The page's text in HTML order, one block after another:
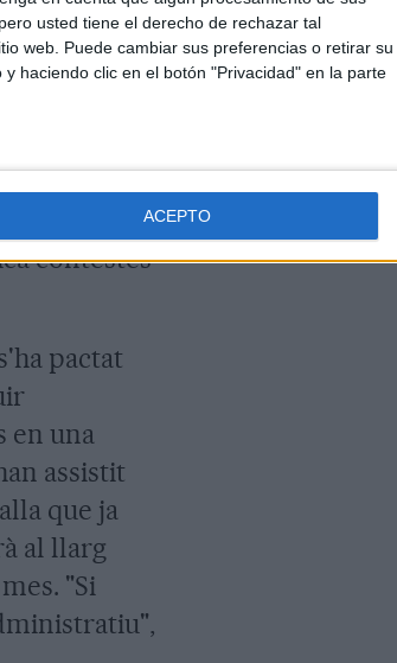
usted tiene el derecho de rechazar tal
web. Puede cambiar sus preferencias o retirar su
haciendo clic en el botón "Privacidad" en la parte
ACEPTO
edificis
La
contestés
pactat
en una
assistit
que ja
al llarg
"Si